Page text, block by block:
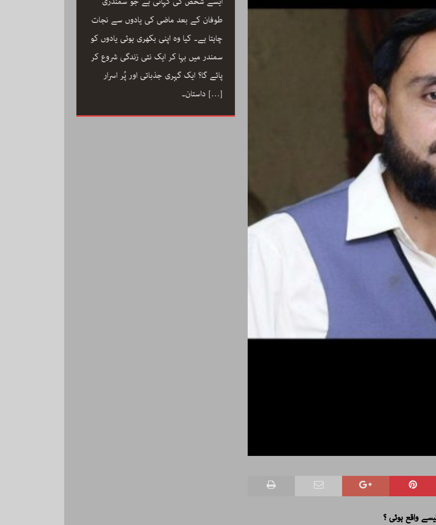
واقع ہوئی ؟
طوفان کے بعد ماضی کی یادوں سے نجات
چاہتا ہے۔ کیا وہ اپنی بکھری ہوئی یادوں کو
سمندر میں بہا کر ایک نئی زندگی شروع کر
پائے گا؟ ایک گہری جذباتی اور پُر اسرار
[…]
میں گیت، نظم، تنہائی اور تخلیق کے اسباب
پر ایک خوب صورت اور بصیرت افروز گفتگو
[…]
خوب
میں
دوستی
ہنر